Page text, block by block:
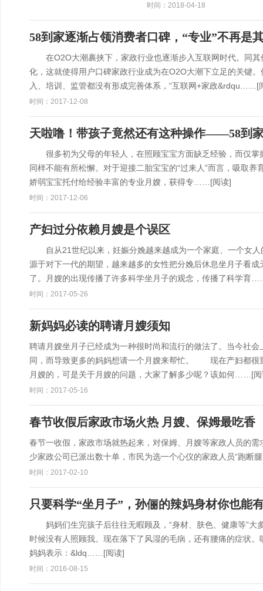
时间：2018-04-18
58到家逐渐占领消费者口碑，“专业”不再是
在O2O大潮裹挟下，家政行业也逐渐步入互联网时代。同其
化，这就使得用户口碑家政行业成为在O2O大潮下立足的关键
入、培训、监管都没有形成完善体系，“互联网+家政&rdqu…… [
时间：2017-12-08
天啦噜！带孩子竟然还有这种操作——58到
很多初为父母的年轻人，在照顾宝宝方面缺乏经验，而仅掌
同样不能有所松懈。对于迎接二胎宝宝的“过来人”而言，吸
娇弱宝宝托付给经验丰富的专业月嫂，获得专…… [阅读]
时间：2017-12-06
产妇过分依赖月嫂是个误区
自从21世纪以来，妊娠分娩越来越成为一个家庭、一个女人
源于对下一代的期望，越来越多的女性把分娩后休息坐月子看
了。月嫂的出现传播了许多科学坐月子的观念，传播了科学育
时间：2017-05-26
新妈妈必读的聘请月嫂须知
聘请月嫂坐月子已经成为一种很时尚和流行的做法了。当今社
同，而导致更多的妈妈想请一个月嫂来帮忙。 现在产妇都很
月嫂的，可是关于月嫂的问题，大家了解多少呢？该如何…… [
时间：2017-05-16
春节收假后家政市场火热 月嫂、保姆最吃香
春节一收假，家政市场就热起来，对保姆、月嫂等家政人员的
少家政公司已派出数十单，市民为选一个心仪的家政人员“跑断
时间：2017-02-10
只要科学“坐月子”，孙俪的辣妈身材你也能
妈妈们生完孩子后往往无暇顾及，“身材、肤色、健康等”
时候没有人照顾我。现在落下了风湿的毛病，还有腰痛的症
妈妈表示：&ldq…… [阅读]
时间：2016-08-15